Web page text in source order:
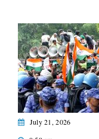
July 21, 2026